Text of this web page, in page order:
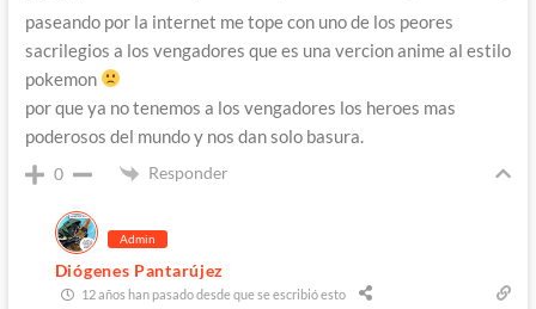
paseando por la internet me tope con uno de los peores
sacrilegios a los vengadores que es una vercion anime al estilo
pokemon
por que ya no tenemos a los vengadores los heroes mas
poderosos del mundo y nos dan solo basura.
0 Responder
Admin
Diógenes Pantarújez
12 años han pasado desde que se escribió esto